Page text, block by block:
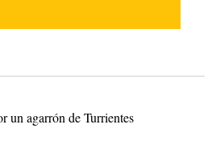
un agarrón de Turrientes